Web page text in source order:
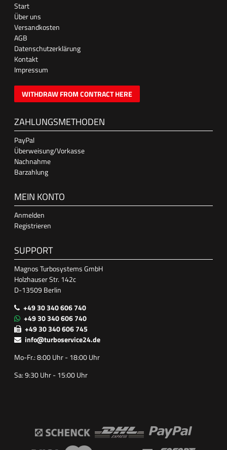
Start
Über uns
Versandkosten
AGB
Datenschutzerklärung
Kontakt
Impressum
WITHDRAW FROM CONTRACT HERE
ZAHLUNGSMETHODEN
PayPal
Überweisung/Vorkasse
Nachnahme
Barzahlung
MEIN KONTO
Anmelden
Registrieren
SUPPORT
Magnos Turbosystems GmbH
Holzhauser Str. 142c
D-13509 Berlin
+49 30 340 606 740
+49 30 340 606 740
+49 30 340 606 745
info@turboservice24.de
Mo-Fr.: 8:00 Uhr - 18:00 Uhr
Sa: 9:30 Uhr - 15:00 Uhr